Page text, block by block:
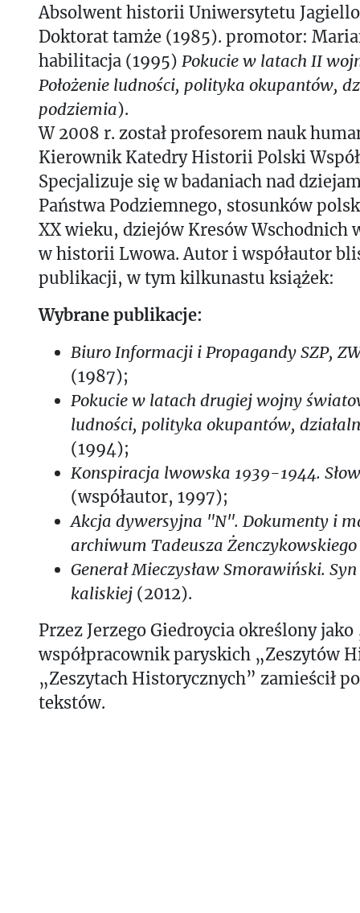
Absolwent historii Uniwersytetu
Doktorat tamże (1985). promotor:
habilitacja (1995) Pokucie w latach II
Położenie ludności, polityka okupantów,
podziemia).
W 2008 r. został profesorem nauk
Kierownik Katedry Historii Polski
Specjalizuje się w badaniach nad
Państwa Podziemnego, stosunków
XX wieku, dziejów Kresów Wschodnich
w historii Lwowa. Autor i współautor
publikacji, w tym kilkunastu książek:
Wybrane publikacje:
Biuro Informacji i Propagandy SZP,
(1987);
Pokucie w latach drugiej wojny
ludności, polityka okupantów,
(1994);
Konspiracja lwowska 1939-1944.
(współautor, 1997);
Akcja dywersyjna "N". Dokumenty i
archiwum Tadeusza Żenczykowskiego
Generał Mieczysław Smorawiński.
kaliskiej (2012).
Przez Jerzego Giedroycia określony jako
współpracownik paryskich „Zeszytów
„Zeszytach Historycznych” zamieścił
tekstów.